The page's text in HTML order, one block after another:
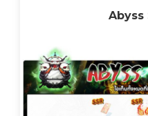
Abyss